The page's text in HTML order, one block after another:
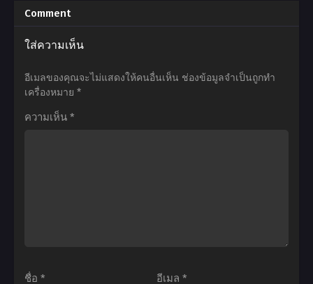
the
Sky
ศึก
นาน
อัศวิน
ดัน
แม่
นิ
เมะ
Shokugeki
Soma
ยอด
24
เมะ
no
2
Comment
ใส่ความเห็น
อีเมลของคุณจะไม่แสดงให้คนอื่นเห็น ช่องข้อมูลจำเป็นถูกทำ
เครื่องหมาย *
ความเห็น *
ชื่อ * อีเมล *